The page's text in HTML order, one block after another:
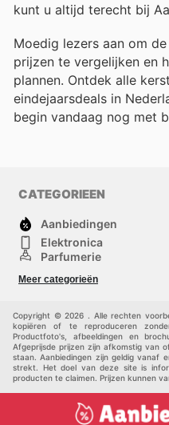
kunt u altijd terecht bij
Moedig lezers aan om
prijzen te vergelijken en
plannen. Ontdek alle
eindejaarsdeals in
begin vandaag nog met
CATEGORIEEN
Aanbiedingen
Elektronica
Parfumerie
Kinderen
Meer categorieën
Copyright © 2026 . Alle rechten
kopiëren of te reproduceren
Productfoto's, afbeeldingen en
Afgeprijsde prijzen zijn afkomstig van
staan. Aanbiedingen zijn geldig vanaf
strekt. Het doel van deze site is
producten te claimen. Prijzen kunnen